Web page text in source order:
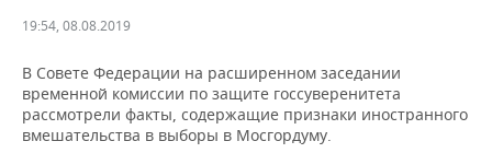
ДЕКЛАРАЦИИ О ДОХОДАХ
КОРОЛИ ГОСЗАКАЗА ПФО
НОВОСТИ ЭКОНОМИКИ
ФИНАНСЫ
ПРОМЫШЛЕННОСТЬ
НОВОСТИ
ПРОМЫШЛЕННОСТИ
НЕДВИЖИМОСТЬ
19:54, 08.08.2019
В Совете Федерации на расширенном заседании
временной комиссии по защите госсуверенитета
рассмотрели факты, содержащие признаки иностранного
вмешательства в выборы в Мосгордуму.